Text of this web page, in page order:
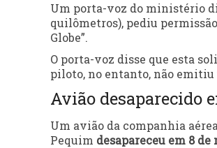
Um porta-voz do ministério
quilômetros), pediu
Globe”.
O porta-voz disse que esta
piloto, no entanto, não emitiu
Avião desaparecido
Um avião da companhia
Pequim desapareceu em 8 de